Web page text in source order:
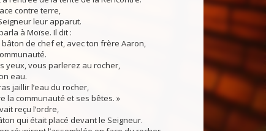
contre terre,
leur apparut.
à Moïse. Il dit :
de chef et, avec ton frère Aaron,
yeux, vous parlerez au rocher,
eau.
jaillir l’eau du rocher,
la communauté et ses bêtes. »
reçu l’ordre,
qui était placé devant le Seigneur.